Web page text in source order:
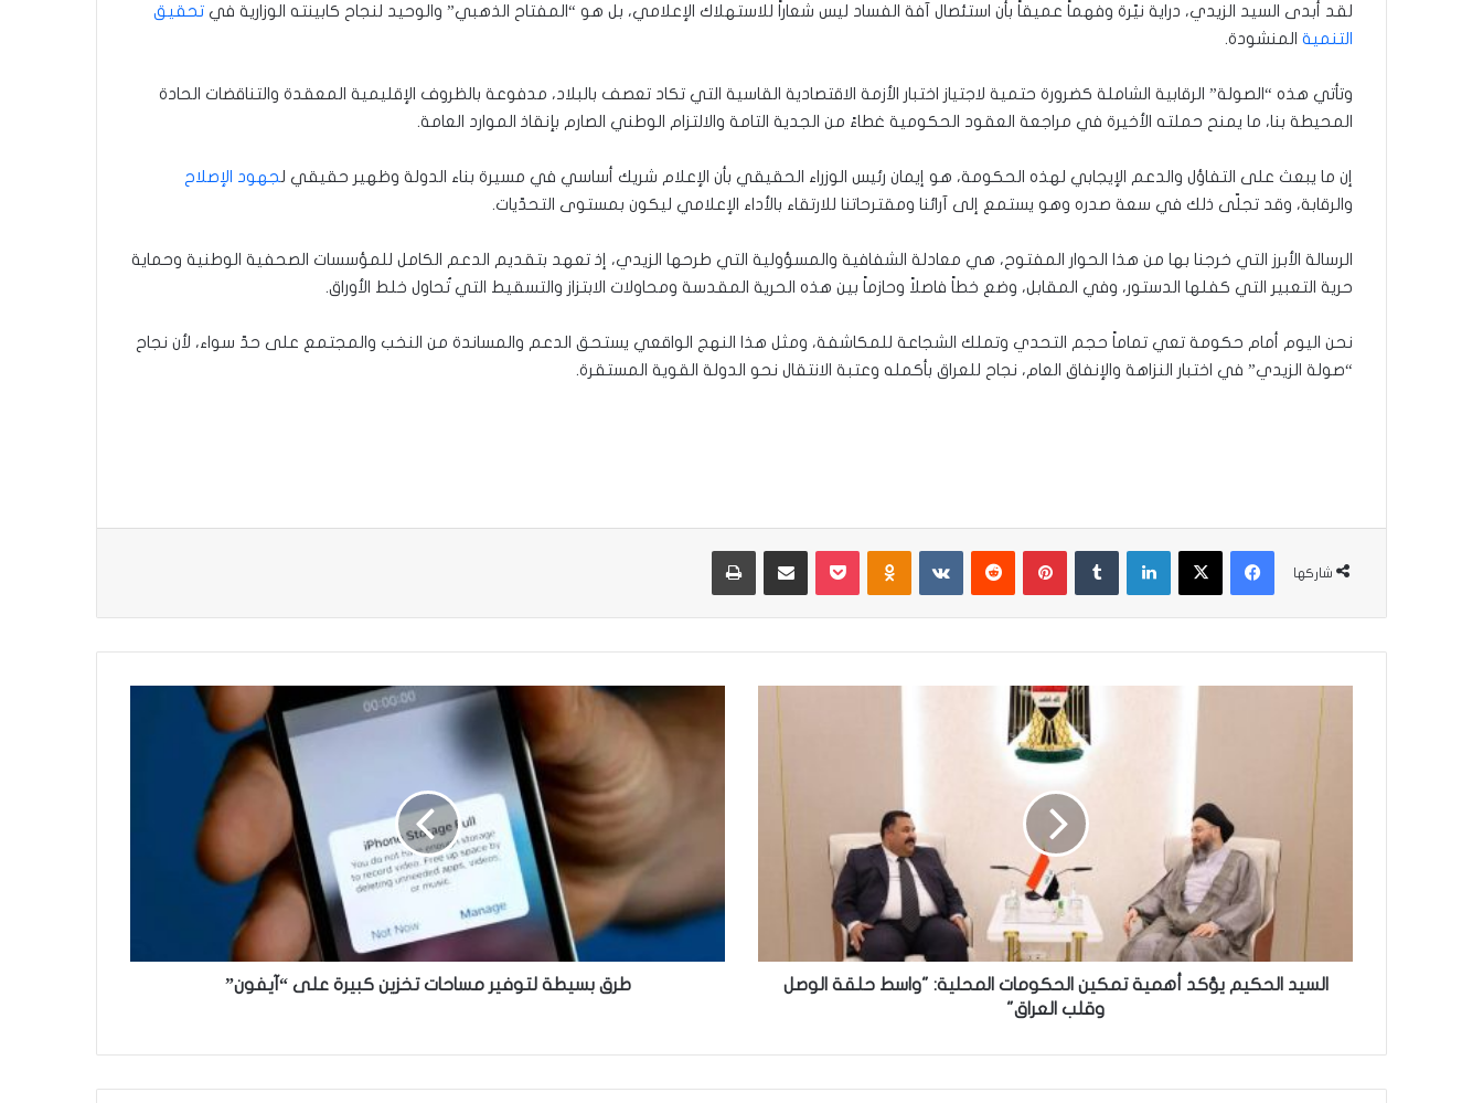
لقد أبدى السيد الزيدي، دراية نيّرة وفهماً عميقاً بأن استئصال آفة الفساد ليس شعاراً للاستهلاك الإعلامي، بل هو “المفتاح الذهبي” والوحيد لنجاح كابينته الوزارية في تحقيق
التنمية المنشودة.
وتأتي هذه “الصولة” الرقابية الشاملة كضرورة حتمية لاجتياز اختبار الأزمة الاقتصادية القاسية التي تكاد تعصف بالبلاد، مدفوعة بالظروف الإقليمية المعقدة والتناقضات الحادة
المحيطة بنا، ما يمنح حملته الأخيرة في مراجعة العقود الحكومية غطاءً من الجدية التامة والالتزام الوطني الصارم بإنقاذ الموارد العامة.
إن ما يبعث على التفاؤل والدعم الإيجابي لهذه الحكومة، هو إيمان رئيس الوزراء الحقيقي بأن الإعلام شريك أساسي في مسيرة بناء الدولة وظهير حقيقي لجهود الإصلاح
والرقابة، وقد تجلّى ذلك في سعة صدره وهو يستمع إلى آرائنا ومقترحاتنا للارتقاء بالأداء الإعلامي ليكون بمستوى التحدّيات.
الرسالة الأبرز التي خرجنا بها من هذا الحوار المفتوح، هي معادلة الشفافية والمسؤولية التي طرحها الزيدي، إذ تعهد بتقديم الدعم الكامل للمؤسسات الصحفية الوطنية وحماية
حرية التعبير التي كفلها الدستور، وفي المقابل، وضع خطاً فاصلاً وحازماً بين هذه الحرية المقدسة ومحاولات الابتزاز والتسقيط التي تُحاول خلط الأوراق.
نحن اليوم أمام حكومة تعي تماماً حجم التحدي وتملك الشجاعة للمكاشفة، ومثل هذا النهج الواقعي يستحق الدعم والمساندة من النخب والمجتمع على حدّ سواء، لأن نجاح
“صولة الزيدي” في اختبار النزاهة والإنفاق العام، نجاح للعراق بأكمله وعتبة الانتقال نحو الدولة القوية المستقرة.
شاركها
فيسبوك
‫X لينكدإن بينتيريست Odnoklassniki
‫Pocketمشاركة عبر البريد طباعة
السيد الحكيم يؤكد أهمية تمكين الحكومات المحلية: "واسط حلقة الوصل
وقلب العراق"
طرق بسيطة لتوفير مساحات تخزين كبيرة على “آيفون”